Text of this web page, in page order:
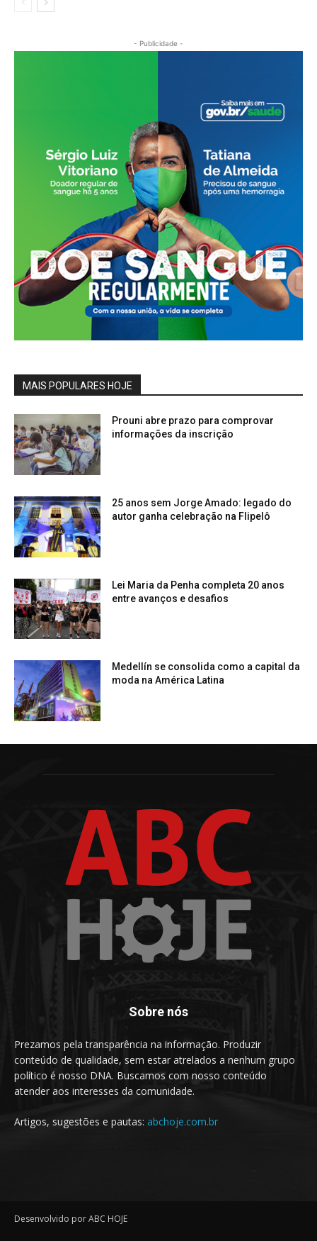
- Publicidade -
MAIS POPULARES HOJE
Prouni abre prazo para comprovar
informações da inscrição
25 anos sem Jorge Amado: legado do
autor ganha celebração na Flipelô
Lei Maria da Penha completa 20 anos
entre avanços e desafios
Medellín se consolida como a capital da
moda na América Latina
Sobre nós
Prezamos pela transparência na informação. Produzir
conteúdo de qualidade, sem estar atrelados a nenhum grupo
político é nosso DNA. Buscamos com nosso conteúdo
atender aos interesses da comunidade.
Artigos, sugestões e pautas: abchoje.com.br
Desenvolvido por ABC HOJE